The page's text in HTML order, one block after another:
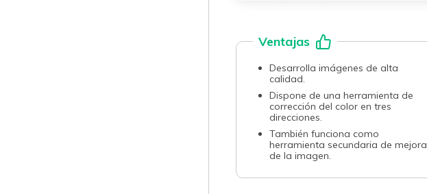
Ventajas
󠀰Desarrolla imágenes de alta
calidad.󠀲󠀡󠀠󠀡󠀨󠀦󠀩󠀠󠀦󠀳
Dispone de una herramienta de
corrección del color en tres
direcciones.󠀲󠀡󠀠󠀡󠀨󠀦󠀩󠀠󠀧󠀳
󠀰También funciona como
herramienta secundaria de mejora
de la imagen.󠀲󠀡󠀠󠀡󠀨󠀦󠀩󠀠󠀨󠀳